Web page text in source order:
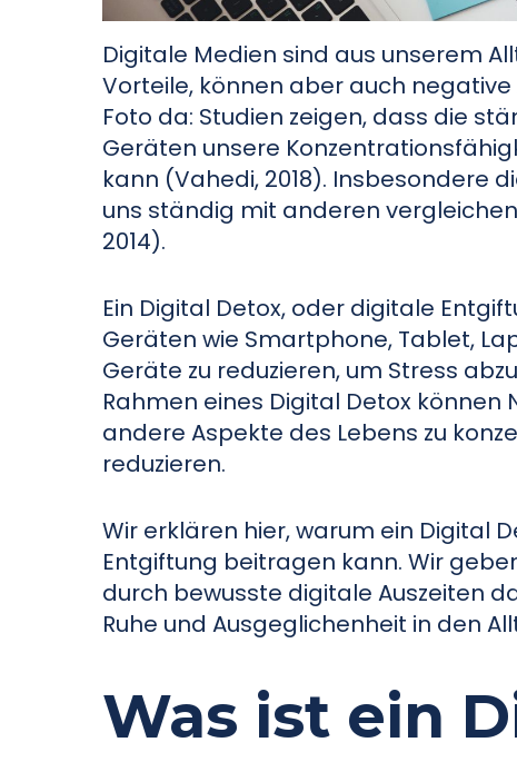
Digitale Medien sind aus unserem
Vorteile, können aber auch
Foto da: Studien zeigen, dass die
Geräten unsere
kann (Vahedi, 2018). Insbesondere
uns ständig mit anderen
2014).
Ein Digital Detox, oder digitale
Geräten wie Smartphone, Tablet,
Geräte zu reduzieren, um Stress
Rahmen eines Digital Detox können
andere Aspekte des Lebens zu
reduzieren.
Wir erklären hier, warum ein Digital
Entgiftung beitragen kann. Wir
durch bewusste digitale Auszeiten
Ruhe und Ausgeglichenheit in den
Was ist ein